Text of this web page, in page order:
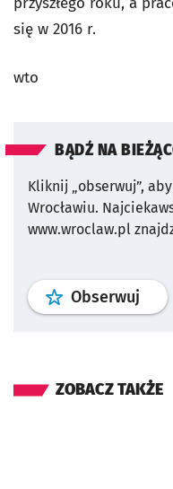
się w 2016 r.
wto
BĄDŹ NA
Kliknij „obserwuj”,
Wrocławiu.
www.wroclaw.pl
Obserwuj profil
ZOBACZ TAKŻE